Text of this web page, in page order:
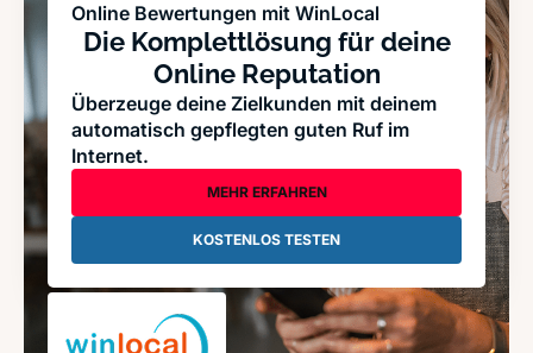
Online Bewertungen mit WinLocal
Die Komplettlösung für deine
Online Reputation
Überzeuge deine Zielkunden mit deinem
automatisch gepflegten guten Ruf im
Internet.
MEHR ERFAHREN
KOSTENLOS TESTEN